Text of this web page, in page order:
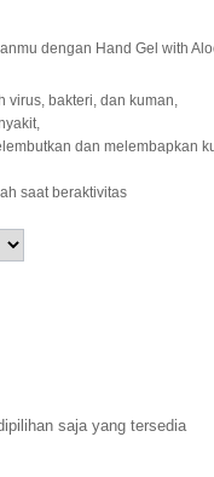
dengan Hand Gel with
virus, bakteri, dan kuman,
dan melembapkan
saat beraktivitas
saja yang tersedia